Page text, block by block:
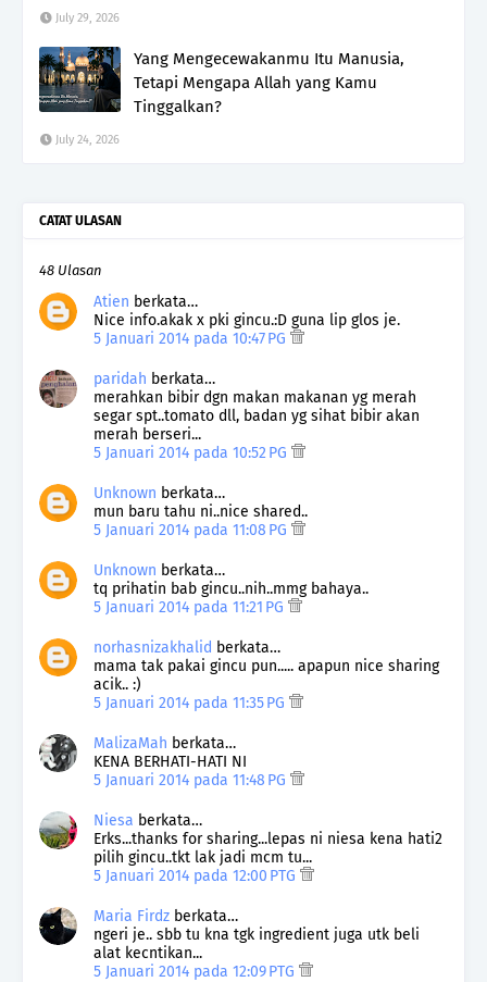
July 29, 2026
Yang Mengecewakanmu Itu Manusia,
Tetapi Mengapa Allah yang Kamu
Tinggalkan?
July 24, 2026
CATAT ULASAN
48 Ulasan
Atien berkata…
Nice info.akak x pki gincu.:D guna lip glos je.
5 Januari 2014 pada 10:47 PG
paridah berkata…
merahkan bibir dgn makan makanan yg merah
segar spt..tomato dll, badan yg sihat bibir akan
merah berseri...
5 Januari 2014 pada 10:52 PG
Unknown berkata…
mun baru tahu ni..nice shared..
5 Januari 2014 pada 11:08 PG
Unknown berkata…
tq prihatin bab gincu..nih..mmg bahaya..
5 Januari 2014 pada 11:21 PG
norhasnizakhalid berkata…
mama tak pakai gincu pun..... apapun nice sharing
acik.. :)
5 Januari 2014 pada 11:35 PG
MalizaMah berkata…
KENA BERHATI-HATI NI
5 Januari 2014 pada 11:48 PG
Niesa berkata…
Erks...thanks for sharing...lepas ni niesa kena hati2
pilih gincu..tkt lak jadi mcm tu...
5 Januari 2014 pada 12:00 PTG
Maria Firdz berkata…
ngeri je.. sbb tu kna tgk ingredient juga utk beli
alat kecntikan...
5 Januari 2014 pada 12:09 PTG